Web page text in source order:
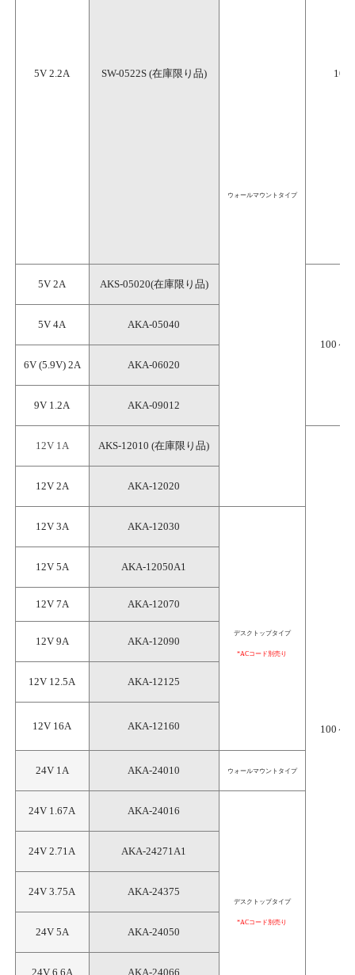
5V 2.2A SW-0522S (在庫限り品)
ウォールマウントタイプ
5V 2A AKS-05020(在庫限り品)
100～
5V 4A AKA-05040
6V (5.9V) 2A AKA-06020
9V 1.2A AKA-09012
12V 1A AKS-12010 (在庫限り品)
100～
12V 2A AKA-12020
12V 3A AKA-12030
デスクトップタイプ
*ACコード別売り
12V 5A AKA-12050A1
12V 7A AKA-12070
12V 9A AKA-12090
12V 12.5A AKA-12125
12V 16A AKA-12160
24V 1A AKA-24010 ウォールマウントタイプ
24V 1.67A AKA-24016
デスクトップタイプ
*ACコード別売り
24V 2.71A AKA-24271A1
24V 3.75A AKA-24375
24V 5A AKA-24050
24V 6.6A AKA-24066